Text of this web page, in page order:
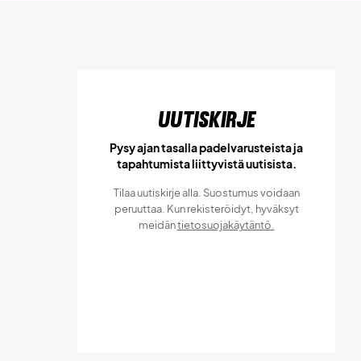
Uutiskirje
Pysy ajan tasalla padelvarusteista ja
tapahtumista liittyvistä uutisista.
Tilaa uutiskirje alla. Suostumus voidaan
peruuttaa. Kun rekisteröidyt, hyväksyt
meidäntietosuojakäytäntö.